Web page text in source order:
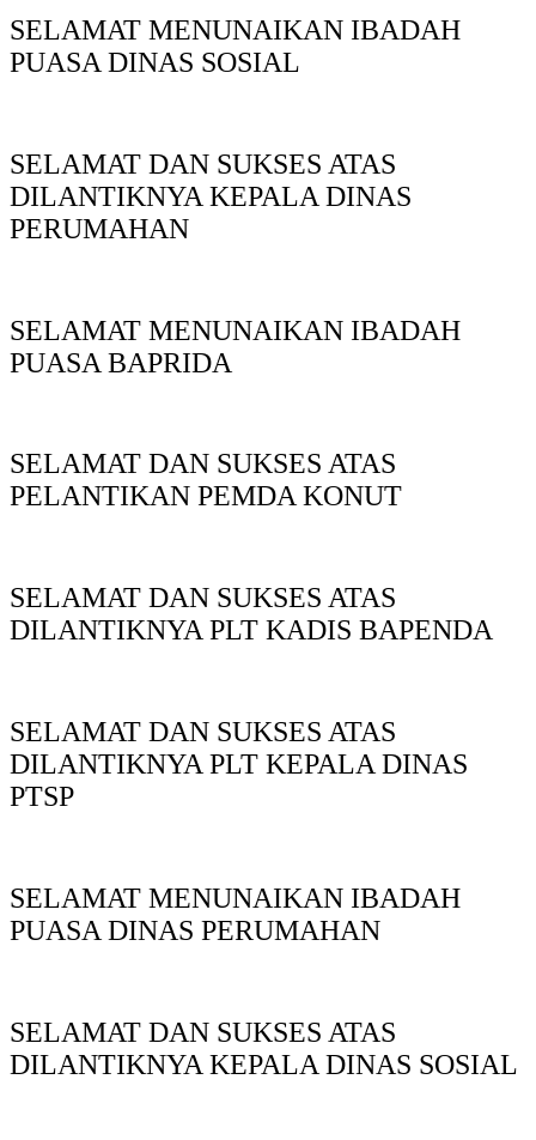
SELAMAT MENUNAIKAN IBADAH
PUASA DINAS SOSIAL
SELAMAT DAN SUKSES ATAS
DILANTIKNYA KEPALA DINAS
PERUMAHAN
SELAMAT MENUNAIKAN IBADAH
PUASA BAPRIDA
SELAMAT DAN SUKSES ATAS
PELANTIKAN PEMDA KONUT
SELAMAT DAN SUKSES ATAS
DILANTIKNYA PLT KADIS BAPENDA
SELAMAT DAN SUKSES ATAS
DILANTIKNYA PLT KEPALA DINAS
PTSP
SELAMAT MENUNAIKAN IBADAH
PUASA DINAS PERUMAHAN
SELAMAT DAN SUKSES ATAS
DILANTIKNYA KEPALA DINAS SOSIAL